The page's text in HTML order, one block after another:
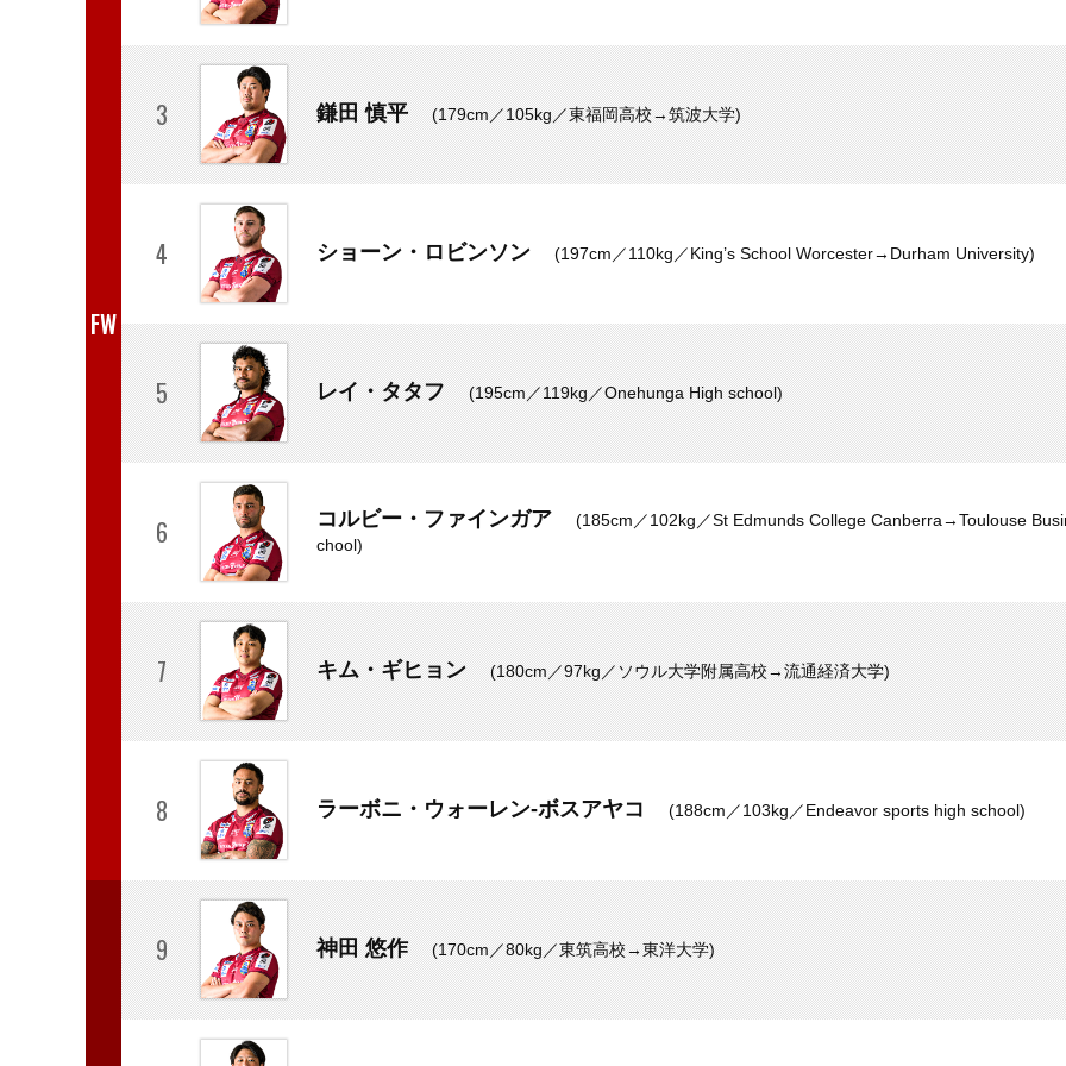
FW
3 鎌田 慎平 (179cm／105kg／東福岡高校→筑波大学)
4 ショーン・ロビンソン (197cm／110kg／King’s School Worcester→Durham University)
5 レイ・タタフ (195cm／119kg／Onehunga High school)
6 コルビー・ファインガア
(185cm／102kg／St Edmunds College Canberra→Toulouse
chool)
7 キム・ギヒョン (180cm／97kg／ソウル大学附属高校→流通経済大学)
8 ラーボニ・ウォーレン-ボスアヤコ (188cm／103kg／Endeavor sports high school)
9 神田 悠作 (170cm／80kg／東筑高校→東洋大学)